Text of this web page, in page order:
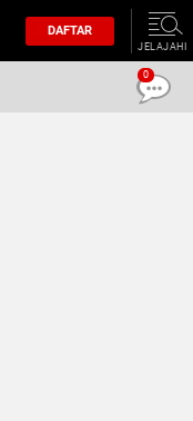
DAFTAR
JELAJAHI
0